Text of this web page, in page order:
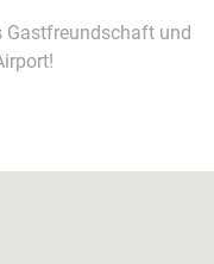
Gastfreundschaft und